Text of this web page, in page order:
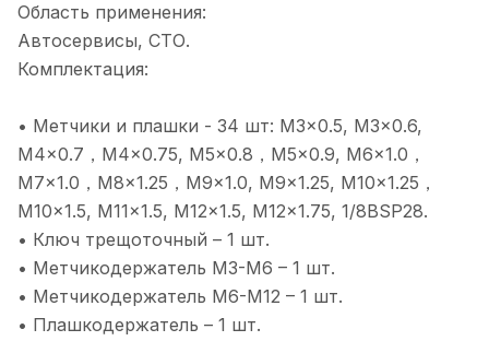
Область применения:
Автосервисы, СТО.
Комплектация:
• Метчики и плашки - 34 шт: M3×0.5, M3×0.6,
M4×0.7，M4×0.75, M5×0.8，M5×0.9, M6×1.0，
M7×1.0，M8×1.25，M9×1.0, M9×1.25, M10×1.25，
M10×1.5, M11×1.5, M12×1.5, M12×1.75, 1/8BSP28.
• Ключ трещоточный – 1 шт.
• Метчикодержатель M3-M6 – 1 шт.
• Метчикодержатель M6-M12 – 1 шт.
• Плашкодержатель – 1 шт.